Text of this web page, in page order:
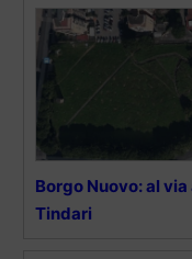
Borgo Nuovo: al
Tindari